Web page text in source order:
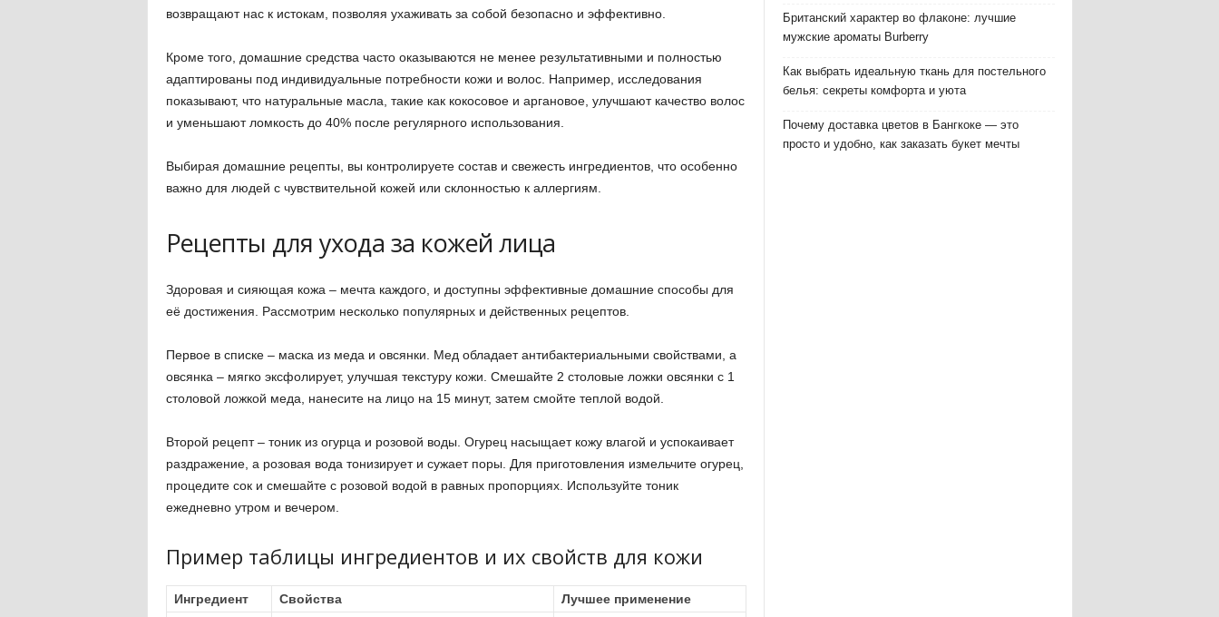
возвращают нас к истокам, позволяя ухаживать за собой безопасно и эффективно.
Кроме того, домашние средства часто оказываются не менее результативными и полностью
адаптированы под индивидуальные потребности кожи и волос. Например, исследования
показывают, что натуральные масла, такие как кокосовое и аргановое, улучшают качество волос
и уменьшают ломкость до 40% после регулярного использования.
Выбирая домашние рецепты, вы контролируете состав и свежесть ингредиентов, что особенно
важно для людей с чувствительной кожей или склонностью к аллергиям.
Рецепты для ухода за кожей лица
Здоровая и сияющая кожа – мечта каждого, и доступны эффективные домашние способы для
её достижения. Рассмотрим несколько популярных и действенных рецептов.
Первое в списке – маска из меда и овсянки. Мед обладает антибактериальными свойствами, а
овсянка – мягко эксфолирует, улучшая текстуру кожи. Смешайте 2 столовые ложки овсянки с 1
столовой ложкой меда, нанесите на лицо на 15 минут, затем смойте теплой водой.
Второй рецепт – тоник из огурца и розовой воды. Огурец насыщает кожу влагой и успокаивает
раздражение, а розовая вода тонизирует и сужает поры. Для приготовления измельчите огурец,
процедите сок и смешайте с розовой водой в равных пропорциях. Используйте тоник
ежедневно утром и вечером.
Пример таблицы ингредиентов и их свойств для кожи
Ингредиент Свойства
Лучшее применение
Британский характер во флаконе: лучшие
мужские ароматы Burberry
Как выбрать идеальную ткань для постельного
белья: секреты комфорта и уюта
Почему доставка цветов в Бангкоке — это
просто и удобно, как заказать букет мечты